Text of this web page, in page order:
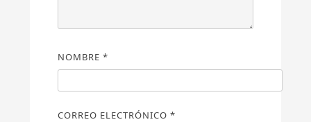
NOMBRE *
CORREO ELECTRÓNICO *